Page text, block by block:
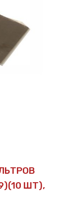
ШТ),